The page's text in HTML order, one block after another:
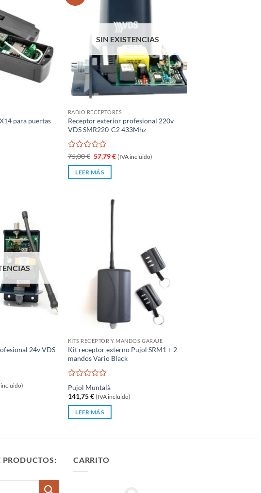
para puertas
SIN EXISTENCIAS
RADIO RECEPTORES
Receptor exterior profesional 220v
VDS SMR220-C2 433Mhz
Valorado
de
75,00€ El
precio
original
era:
57,79€El
precio
(IVA incluido)
LEER MÁS
24v VDS
incluido)
KITS RECEPTOR Y MANDOS GARAJE
Kit receptor externo Pujol SRM1 + 2
mandos Vario Black
Valorado
con
0
de
Pujol Muntalà
141,75€ (IVA incluido)
LEER MÁS
PRODUCTOS: CARRITO